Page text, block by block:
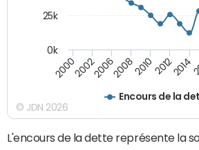
Encours de la
2000200220062008201020122014
0k
25k
© JDN 2026
L'encours de la dette représente la